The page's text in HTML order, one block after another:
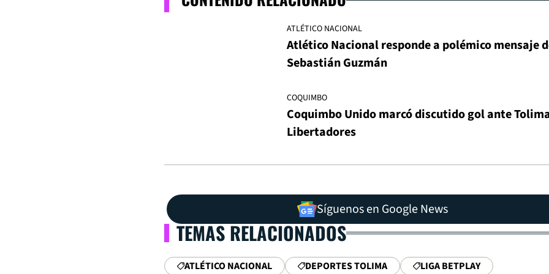
ATLÉTICO NACIONAL
Atlético Nacional responde a polémico mensaje
Sebastián Guzmán
COQUIMBO
Coquimbo Unido marcó discutido gol ante
Libertadores
Síguenos en Google News
TEMAS RELACIONADOS
ATLÉTICO NACIONAL DEPORTES TOLIMA LIGA BETPLAY